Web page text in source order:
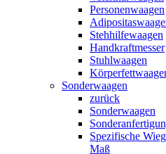
Personenwaagen
Stehhilfewaagen
Handkraftmesser
Stuhlwaagen
Sonderwaagen
zurück
Sonderwaagen
Spezifische
Maß